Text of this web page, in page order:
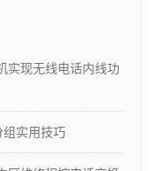
实现无线电话内线功
组实用技巧